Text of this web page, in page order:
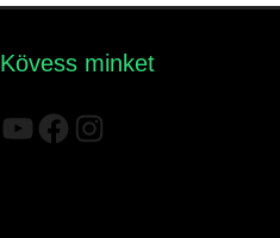
Kövess minket
YouTube
Facebook
Instagram